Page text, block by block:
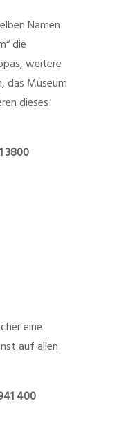
Namen
die
weitere
das Museum
dieses
3800
eine
auf allen
400